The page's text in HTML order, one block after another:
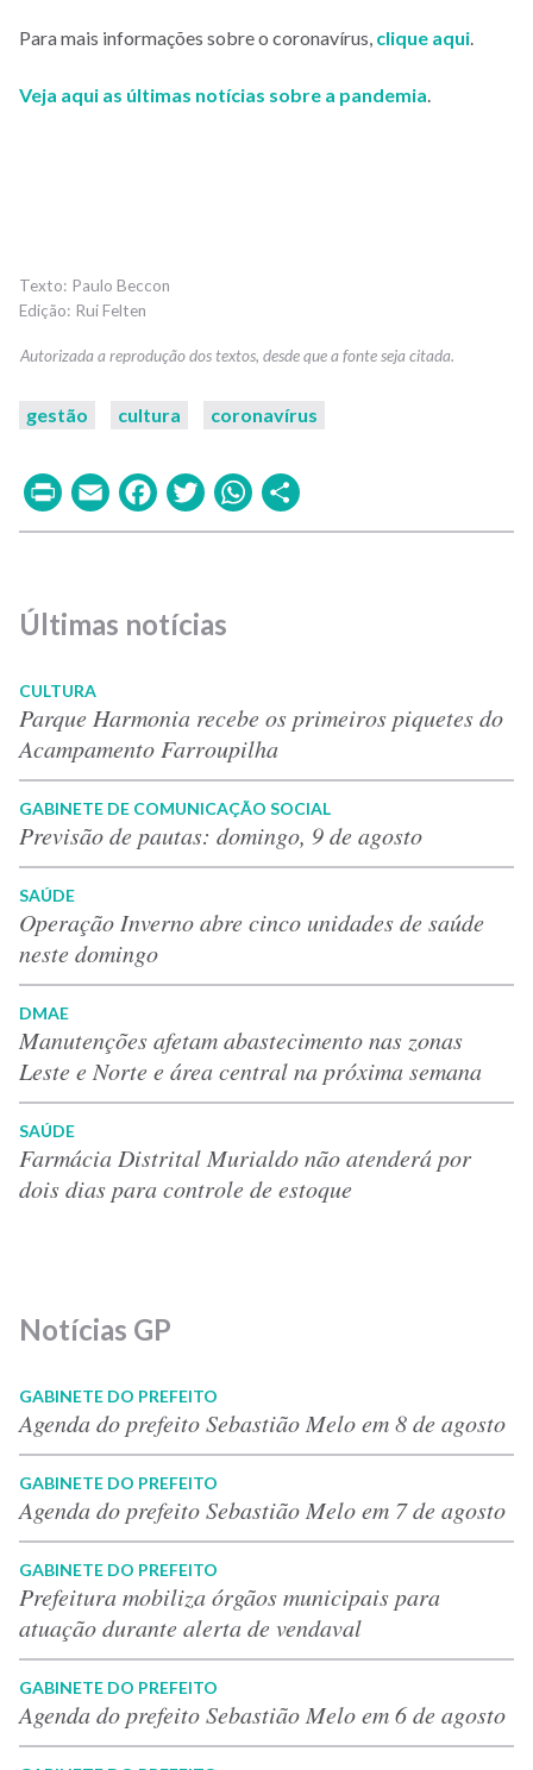
Para mais informações sobre o coronavírus, clique aqui.
Veja aqui as últimas notícias sobre a pandemia.
Paulo Beccon
Rui Felten
gestão cultura coronavírus
PrintEmailFacebook
TwitterWhatsApp
Últimas notícias
CULTURA
Parque Harmonia recebe os primeiros piquetes do
Acampamento Farroupilha
GABINETE DE COMUNICAÇÃO SOCIAL
Previsão de pautas: domingo, 9 de agosto
SAÚDE
Operação Inverno abre cinco unidades de saúde
neste domingo
DMAE
Manutenções afetam abastecimento nas zonas
Leste e Norte e área central na próxima semana
SAÚDE
Farmácia Distrital Murialdo não atenderá por
dois dias para controle de estoque
Notícias GP
GABINETE DO PREFEITO
Agenda do prefeito Sebastião Melo em 8 de agosto
GABINETE DO PREFEITO
Agenda do prefeito Sebastião Melo em 7 de agosto
GABINETE DO PREFEITO
Prefeitura mobiliza órgãos municipais para
atuação durante alerta de vendaval
GABINETE DO PREFEITO
Agenda do prefeito Sebastião Melo em 6 de agosto